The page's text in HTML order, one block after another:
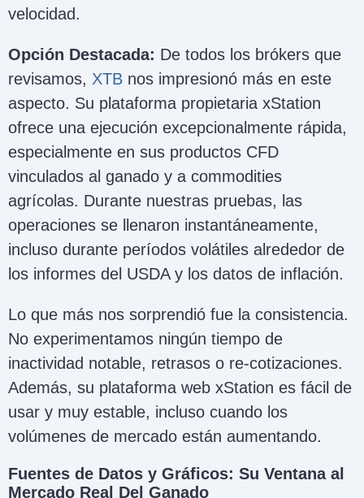
velocidad.
Opción Destacada: De todos los brókers que
revisamos, XTB nos impresionó más en este
aspecto. Su plataforma propietaria xStation
ofrece una ejecución excepcionalmente rápida,
especialmente en sus productos CFD
vinculados al ganado y a commodities
agrícolas. Durante nuestras pruebas, las
operaciones se llenaron instantáneamente,
incluso durante períodos volátiles alrededor de
los informes del USDA y los datos de inflación.
Lo que más nos sorprendió fue la consistencia.
No experimentamos ningún tiempo de
inactividad notable, retrasos o re-cotizaciones.
Además, su plataforma web xStation es fácil de
usar y muy estable, incluso cuando los
volúmenes de mercado están aumentando.
Fuentes de Datos y Gráficos: Su Ventana al
Mercado Real Del Ganado